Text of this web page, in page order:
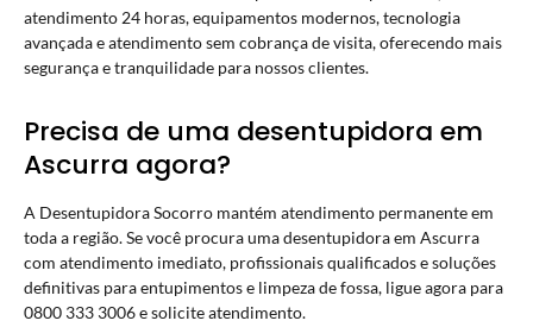
atendimento 24 horas, equipamentos modernos, tecnologia
avançada e atendimento sem cobrança de visita, oferecendo mais
segurança e tranquilidade para nossos clientes.
Precisa de uma desentupidora em
Ascurra agora?
A Desentupidora Socorro mantém atendimento permanente em
toda a região. Se você procura uma desentupidora em Ascurra
com atendimento imediato, profissionais qualificados e soluções
definitivas para entupimentos e limpeza de fossa, ligue agora para
0800 333 3006 e solicite atendimento.